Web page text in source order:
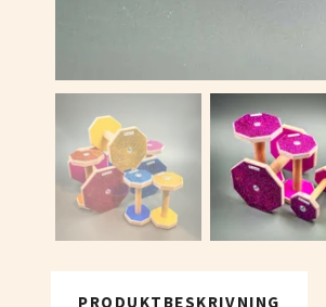
PRODUKTBESKRIVNING